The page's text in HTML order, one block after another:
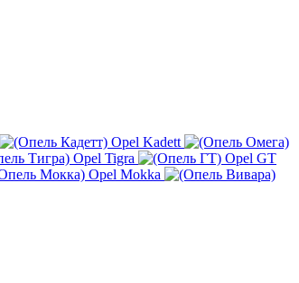
Opel Kadett
Opel Tigra
Opel GT
Opel Mokka